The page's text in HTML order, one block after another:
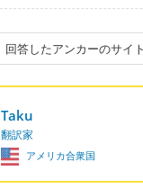
回答したアンカーのサイト
Taku
翻訳家
アメリカ合衆国